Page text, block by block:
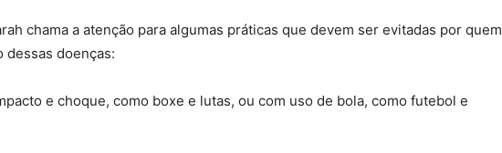
chama a atenção para algumas práticas que devem ser evitadas por quem
dessas doenças:
e choque, como boxe e lutas, ou com uso de bola, como futebol e